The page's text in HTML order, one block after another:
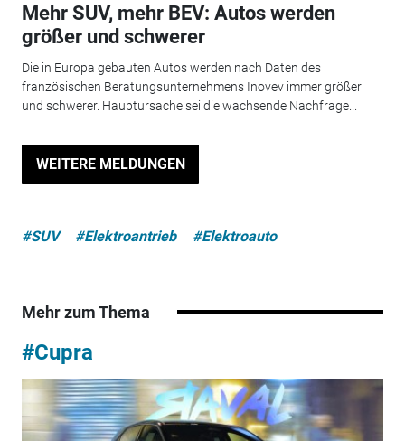
Mehr SUV, mehr BEV: Autos werden
größer und schwerer
Die in Europa gebauten Autos werden nach Daten des
französischen Beratungsunternehmens Inovev immer größer
und schwerer. Hauptursache sei die wachsende Nachfrage...
WEITERE MELDUNGEN
#SUV #Elektroantrieb #Elektroauto
Mehr zum Thema
#Cupra